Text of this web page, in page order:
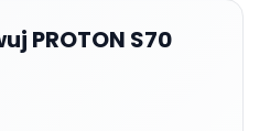
PROTON S70